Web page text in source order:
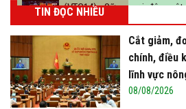
(VTC14) - Sữa ngoại, động
miễn thuế nhập khẩu
TIN ĐỌC NHIỀU
Cắt giảm,
chính, điều
lĩnh vực
08/08/2026